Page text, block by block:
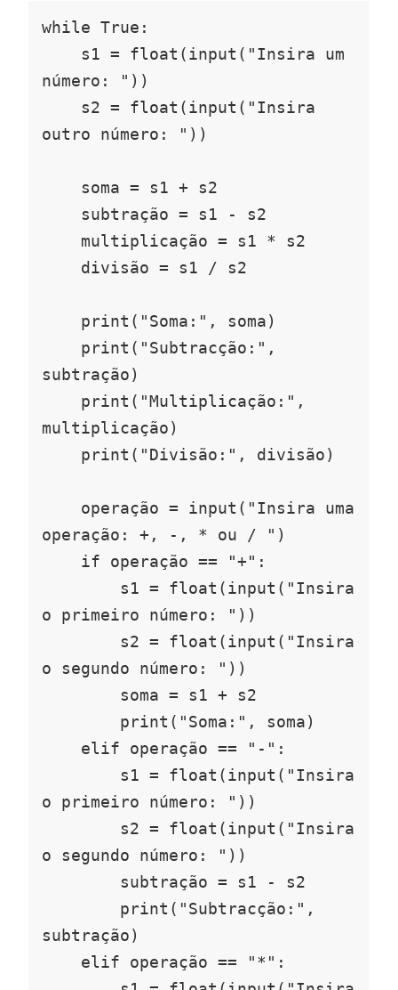
while True:
número: "))
outro número: "))
subtração)
multiplicação)
operação: +, -, * ou / ")
o primeiro número: "))
o segundo número: "))
o primeiro número: "))
o segundo número: "))
subtração)